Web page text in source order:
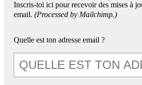
Inscris-toi ici pour recevoir des mises à
email. (Processed by Mailchimp.)
Quelle est ton adresse email ?